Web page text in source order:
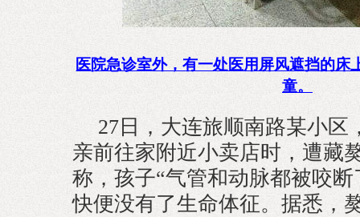
医院急诊室外，有一处医用屏风遮挡的床
童。
27日，大连旅顺南路某小区
亲前往家附近小卖店时，遭藏
称，孩子“气管和动脉都被咬
快便没有了生命体征。据悉，